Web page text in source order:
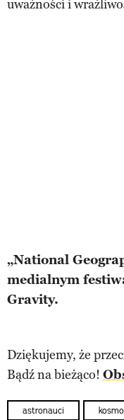
uważności i
„National
medialnym
Gravity.
Dziękujemy, że
Bądź na bieżąco!
astronauci